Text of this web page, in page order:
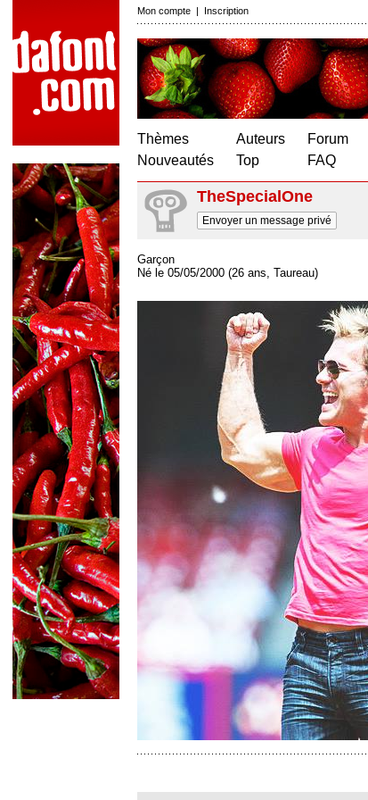
Mon compte | Inscription
Thèmes
Nouveautés
Auteurs
Top
Forum
FAQ
TheSpecialOne
Envoyer un message privé
Garçon
Né le 05/05/2000 (26 ans, Taureau)